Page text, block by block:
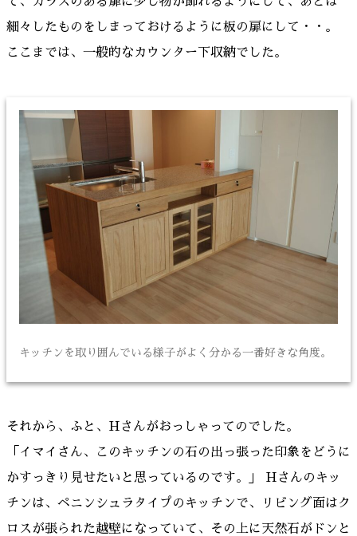
細々したものをしまっておけるように板の扉にして・・。
ここまでは、一般的なカウンター下収納でした。
キッチンを取り囲んでいる様子がよく分かる一番好きな角度。
それから、ふと、Hさんがおっしゃってのでした。
「イマイさん、このキッチンの石の出っ張った印象をどうに
かすっきり見せたいと思っているのです。」 Hさんのキッ
チンは、ペニンシュラタイプのキッチンで、リビング面はク
ロスが張られた越壁になっていて、その上に天然石がドンと